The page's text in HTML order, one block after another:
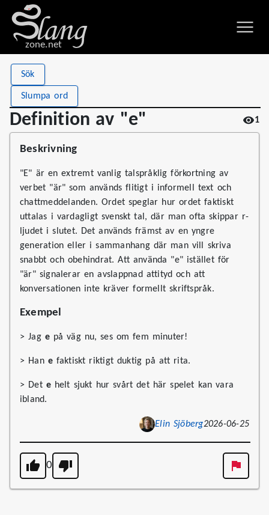
zone.net
Sök
Slumpa ord
Definition av "e" 1
Definition av "e"
Stat
Views
Definitions 1
Beskrivning
"E" är en extremt vanlig talspråklig förkortning av
verbet "är" som används flitigt i informell text och
chattmeddelanden. Ordet speglar hur ordet faktiskt
uttalas i vardagligt svenskt tal, där man ofta skippar r-
ljudet i slutet. Det används främst av en yngre
generation eller i sammanhang där man vill skriva
snabbt och obehindrat. Att använda "e" istället för
"är" signalerar en avslappnad attityd och att
konversationen inte kräver formellt skriftspråk.
Exempel
> Jag epå väg nu, ses om fem minuter!
> Han efaktiskt riktigt duktig på att rita.
> Det ehelt sjukt hur svårt det här spelet kan vara
ibland.
Elin Sjöberg2026-06-25
0